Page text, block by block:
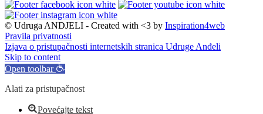
© Udruga ANDJELI - Created with <3 by Inspiration4web
Pravila privatnosti
Izjava o pristupačnosti internetskih stranica Udruge Anđeli
Skip to content
Open toolbar
Alati za pristupačnost
Povećajte tekst